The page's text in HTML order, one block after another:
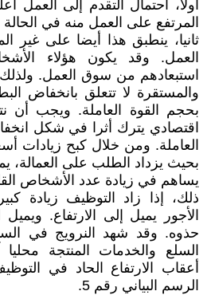
أولا، احتمال التقدم إلى
المرتفع على العمل منه في الحالة
ثانيا، ينطبق هذا أيضا على غير
العمل. وقد يكون هؤلاء
استبعادهم من سوق العمل. ولذلك
والمستقرة لا تتعلق بانخفاض
بحجم القوة العاملة. ويجب
اقتصادي يترك أثرا في شكل
العاملة. ومن خلال كبح زيادات
بحيث يزداد الطلب على العمالة،
يساهم في زيادة عدد الأشخاص
ذلك، إذا زاد التوظيف زيادة
الأجور يميل إلى الارتفاع.
حذوه. وقد شهد النرويج في
السلع والخدمات المنتجة
أعقاب الارتفاع الحاد في
الرسم البياني رقم 5.